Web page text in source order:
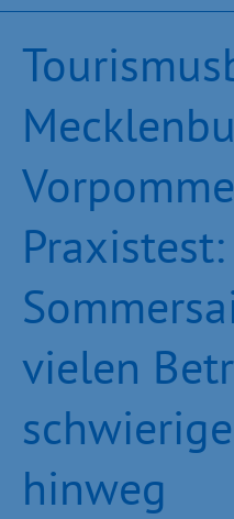
Praxistest:
vielen
hinweg